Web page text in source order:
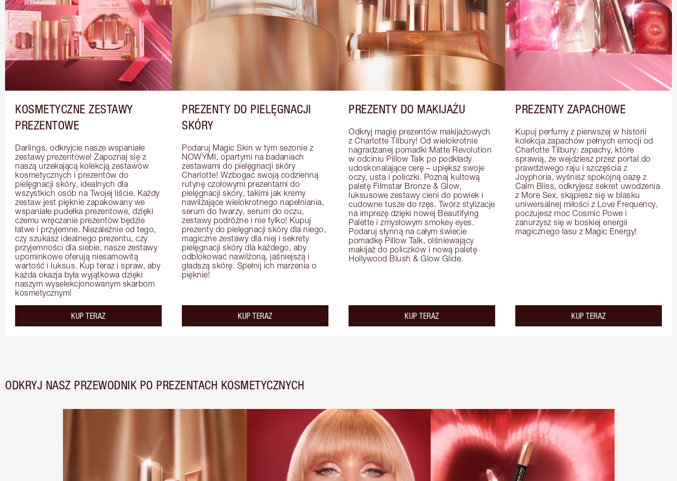
KOSMETYCZNE ZESTAWY
PREZENTOWE
Darlings, odkryjcie nasze wspaniałe
zestawy prezentowe! Zapoznaj się z
naszą urzekającą kolekcją zestawów
kosmetycznych i prezentów do
pielęgnacji skóry, idealnych dla
wszystkich osób na Twojej liście. Każdy
zestaw jest pięknie zapakowany we
wspaniałe pudełka prezentowe, dzięki
czemu wręczanie prezentów będzie
łatwe i przyjemne. Niezależnie od tego,
czy szukasz idealnego prezentu, czy
przyjemności dla siebie, nasze zestawy
upominkowe oferują niesamowitą
wartość i luksus. Kup teraz i spraw, aby
każda okazja była wyjątkowa dzięki
naszym wyselekcjonowanym skarbom
kosmetycznym!
KUP TERAZ
PREZENTY DO PIELĘGNACJI
SKÓRY
Podaruj Magic Skin w tym sezonie z
NOWYMI, opartymi na badaniach
zestawami do pielęgnacji skóry
Charlotte! Wzbogać swoją codzienną
rutynę czołowymi prezentami do
pielęgnacji skóry, takimi jak kremy
nawilżające wielokrotnego napełniania,
serum do twarzy, serum do oczu,
zestawy podróżne i nie tylko! Kupuj
prezenty do pielęgnacji skóry dla niego,
magiczne zestawy dla niej i sekrety
pielęgnacji skóry dla każdego, aby
odblokować nawilżoną, jaśniejszą i
gładszą skórę. Spełnij ich marzenia o
pięknie!
KUP TERAZ
PREZENTY DO MAKIJAŻU
Odkryj magię prezentów makijażowych
z Charlotte Tilbury! Od wielokrotnie
nagradzanej pomadki Matte Revolution
w odciniu Pillow Talk po podkłady
udoskonalające cerę – upiększ swoje
oczy, usta i policzki. Poznaj kultową
paletę Filmstar Bronze & Glow,
luksusowe zestawy cieni do powiek i
cudowne tusze do rzęs. Twórz stylizacje
na imprezę dzięki nowej Beautifying
Palette i zmysłowym smokey eyes.
Podaruj słynną na całym świecie
pomadkę Pillow Talk, olśniewający
makijaż do policzków i nową paletę
Hollywood Blush & Glow Glide.
KUP TERAZ
PREZENTY ZAPACHOWE
Kupuj perfumy z pierwszej w historii
kolekcja zapachów pełnych emocji od
Charlotte Tilbury: zapachy, które
sprawią, że wejdziesz przez portal do
prawdziwego raju i szczęścia z
Joyphoria, wyśnisz spokojną oazę z
Calm Bliss, odkryjesz sekret uwodzenia
z More Sex, skąpiesz się w blasku
uniwersalnej miłości z Love Frequency,
poczujesz moc Cosmic Powe i
zanurzysz się w boskiej energii
magicznego lasu z Magic Energy!
KUP TERAZ
ODKRYJ NASZ PRZEWODNIK PO PREZENTACH KOSMETYCZNYCH